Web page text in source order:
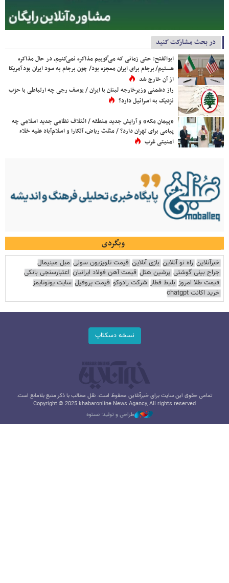
در بحث مشارکت کنید
ابوالفتح: حتی زمانی که می‌گوییم مذاکره نمی‌کنیم، در حال مذاکره
هستیم/ برجام برای ایران معجزه بود/ چون برجام به سود ایران بود آمریکا
از آن خارج شد
راز دشمنی وزیرخارجه لبنان با ایران / یوسف رجی چه ارتباطی با حزب
نزدیک به اسرائیل دارد؟
«پیمان مکه» و آرایش جدید منطقه / ائتلاف نظامی جدید اسلامی چه
پیامی برای تهران دارد؟ / مثلث ریاض، آنکارا و اسلام‌آباد علیه خلاء
امنیتی غرب
وبگردی
خبرآنلاین راه نو آنلاین بازی آنلاین قیمت تلویزیون سونی مبل مینیمال
جراح بینی گوشتی پرشین هتل قیمت آهن فولاد ایرانیان اعتبارسنجی بانکی
قیمت طلا امروز بلیط قطار شرکت رادوکو قیمت پروفیل سایت یوتوتایمز
خرید اکانت chatgpt
نسخه دسکتاپ
تمامی حقوق این سایت برای خبرآنلاین محفوظ است. نقل مطالب با ذکر منبع بلامانع است.
Copyright © 2025 khabaronline News Agancy, All rights reserved
طراحی و تولید: نستوه